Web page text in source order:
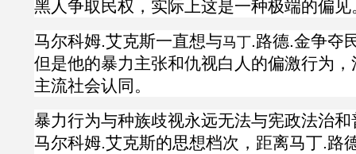
黑人争取民权，实际上这是一种极端的偏见
马尔科姆.艾克斯一直想与马丁.路德.金争夺
但是他的暴力主张和仇视白人的偏激行为
主流社会认同。
暴力行为与种族歧视永远无法与宪政法治
马尔科姆.艾克斯的思想档次，距离马丁.路